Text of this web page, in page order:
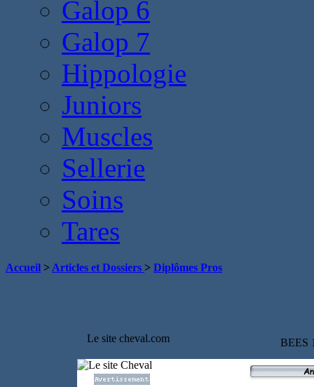
Galop 6
Galop 7
Hippologie
Juniors
Muscles
Sellerie
Soins
Tares
Accueil > Articles et Dossiers > Diplômes Pros
Le site cheval.com BEES